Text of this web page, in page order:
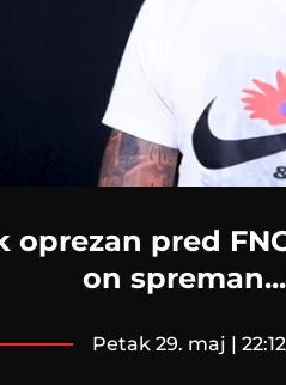
oprezan pred
on
petak 29. maj | 22:12